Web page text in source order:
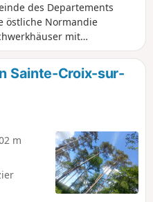
des Departements
östliche Normandie
mit
Der Ort ist ein beliebter
der Seine. Die
aber auch durch
normannische Weiler
die Seine.
Sainte-Croix-sur-
m